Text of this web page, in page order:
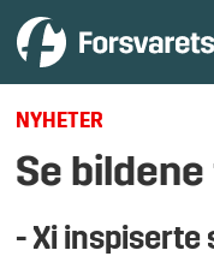
NYHETER
Se
- Xi inspiserte